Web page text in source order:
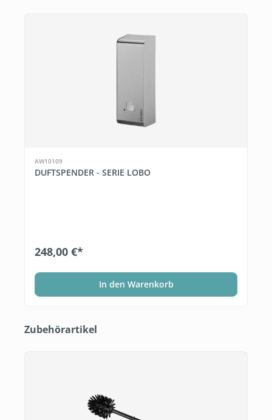
AW10109
DUFTSPENDER - SERIE LOBO
248,00 €*
In den Warenkorb
Produktgalerie überspringen
Zubehörartikel